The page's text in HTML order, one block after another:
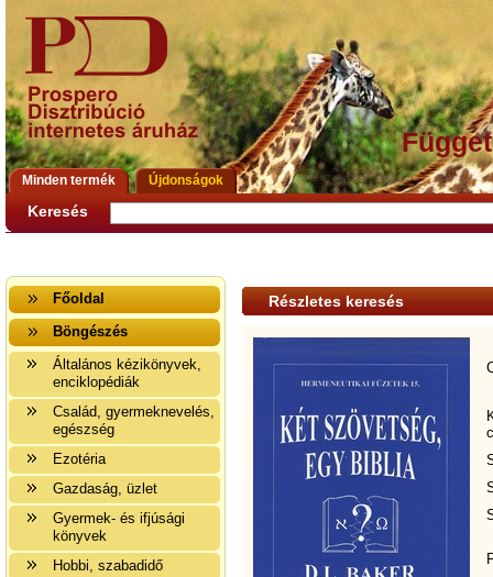
Minden termék Újdonságok
Keresés
Főoldal
Böngészés
Általános kézikönyvek,
enciklopédiák
Család, gyermeknevelés,
egészség
Ezotéria
Gazdaság, üzlet
Gyermek- és ifjúsági
könyvek
Hobbi, szabadidő
Részletes keresés